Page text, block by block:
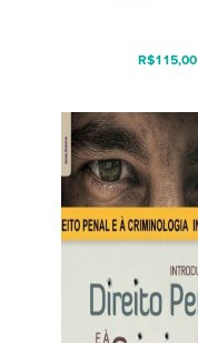
R$115,00